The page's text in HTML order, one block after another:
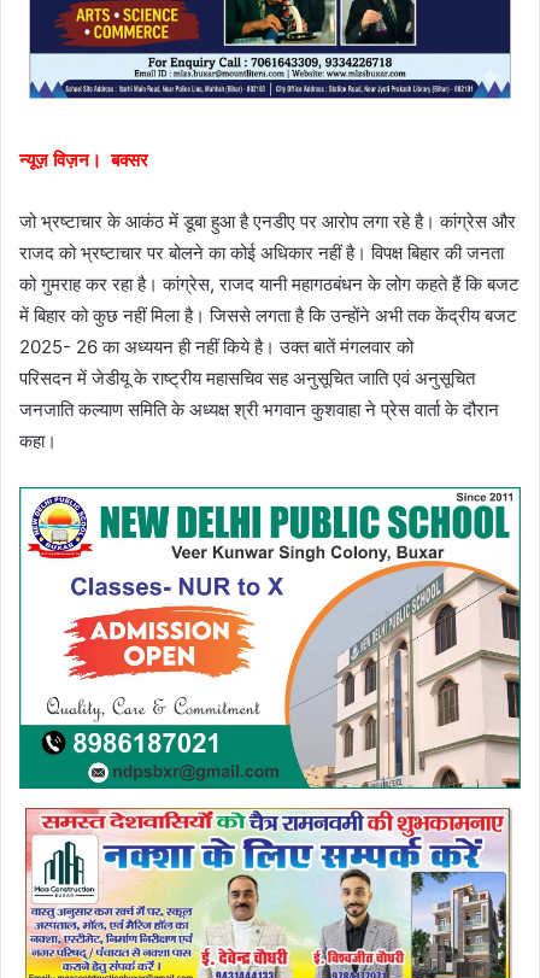
न्यूज़ विज़न। बक्सर
जो भ्रष्टाचार के आकंठ में डूबा हुआ है एनडीए पर आरोप लगा रहे है। कांग्रेस और
राजद को भ्रष्टाचार पर बोलने का कोई अधिकार नहीं है। विपक्ष बिहार की जनता
को गुमराह कर रहा है। कांग्रेस, राजद यानी महागठबंधन के लोग कहते हैं कि बजट
में बिहार को कुछ नहीं मिला है। जिससे लगता है कि उन्होंने अभी तक केंद्रीय बजट
2025- 26 का अध्ययन ही नहीं किये है। उक्त बातें मंगलवार को
परिसदन में जेडीयू के राष्ट्रीय महासचिव सह अनुसूचित जाति एवं अनुसूचित
जनजाति कल्याण समिति के अध्यक्ष श्री भगवान कुशवाहा ने प्रेस वार्ता के दौरान
कहा।